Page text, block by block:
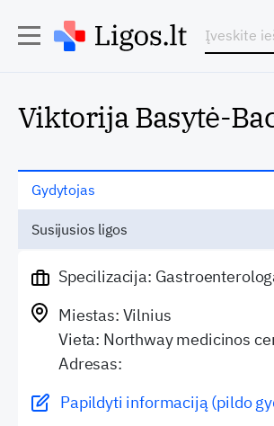
Viktorija Basytė-
Gydytojas
Susijusios ligos
Specilizacija:
Miestas: Vilnius
Vieta: Northway medicinos
Adresas:
Papildyti informaciją (pildo